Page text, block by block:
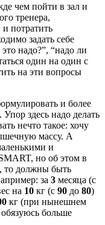
чем пойти в зал и
тренера,
и потратить
задать себе
надо?”, “надо ли
один на один с
на эти вопросы
и более
здесь надо делать
нечто такое: хочу
массу. А
и
но об этом в
то должны быть
за 3 месяца (с
на 10 кг (с 90 до 80)
кг (при нынешнем
больше